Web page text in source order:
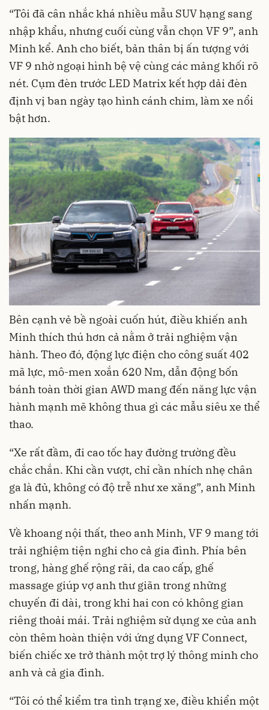
“Tôi đã cân nhắc khá nhiều mẫu SUV hạng sang
nhập khẩu, nhưng cuối cùng vẫn chọn VF 9”, anh
Minh kể. Anh cho biết, bản thân bị ấn tượng với
VF 9 nhờ ngoại hình bệ vệ cùng các mảng khối rõ
nét. Cụm đèn trước LED Matrix kết hợp dải đèn
định vị ban ngày tạo hình cánh chim, làm xe nổi
bật hơn.
Bên cạnh vẻ bề ngoài cuốn hút, điều khiến anh
Minh thích thú hơn cả nằm ở trải nghiệm vận
hành. Theo đó, động lực điện cho công suất 402
mã lực, mô-men xoắn 620 Nm, dẫn động bốn
bánh toàn thời gian AWD mang đến năng lực vận
hành mạnh mẽ không thua gì các mẫu siêu xe thể
thao.
“Xe rất đầm, đi cao tốc hay đường trường đều
chắc chắn. Khi cần vượt, chỉ cần nhích nhẹ chân
ga là đủ, không có độ trễ như xe xăng”, anh Minh
nhấn mạnh.
Về khoang nội thất, theo anh Minh, VF 9 mang tới
trải nghiệm tiện nghi cho cả gia đình. Phía bên
trong, hàng ghế rộng rãi, da cao cấp, ghế
massage giúp vợ anh thư giãn trong những
chuyến đi dài, trong khi hai con có không gian
riêng thoải mái. Trải nghiệm sử dụng xe của anh
còn thêm hoàn thiện với ứng dụng VF Connect,
biến chiếc xe trở thành một trợ lý thông minh cho
anh và cả gia đình.
“Tôi có thể kiểm tra tình trạng xe, điều khiển một